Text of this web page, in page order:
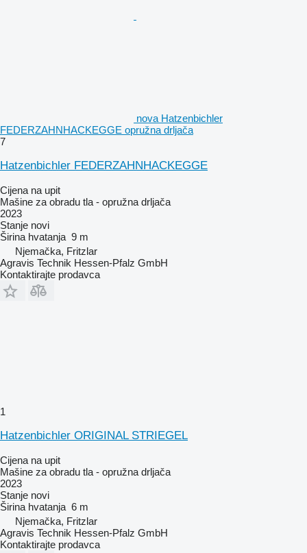
nova Hatzenbichler
FEDERZAHNHACKEGGE opružna drljača
7
Hatzenbichler FEDERZAHNHACKEGGE
Cijena na upit
Mašine za obradu tla - opružna drljača
2023
Stanje novi
Širina hvatanja 9 m
Njemačka, Fritzlar
Agravis Technik Hessen-Pfalz GmbH
Kontaktirajte prodavca
1
Hatzenbichler ORIGINAL STRIEGEL
Cijena na upit
Mašine za obradu tla - opružna drljača
2023
Stanje novi
Širina hvatanja 6 m
Njemačka, Fritzlar
Agravis Technik Hessen-Pfalz GmbH
Kontaktirajte prodavca